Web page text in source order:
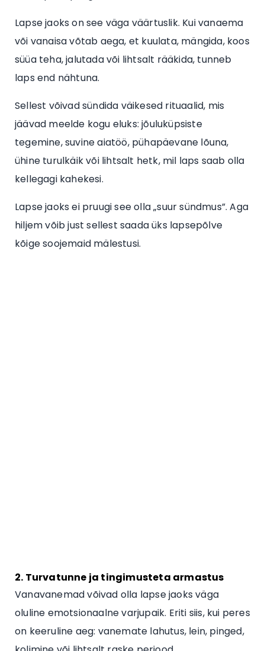
Lapse jaoks on see väga väärtuslik. Kui vanaema
või vanaisa võtab aega, et kuulata, mängida, koos
süüa teha, jalutada või lihtsalt rääkida, tunneb
laps end nähtuna.
Sellest võivad sündida väikesed rituaalid, mis
jäävad meelde kogu eluks: jõuluküpsiste
tegemine, suvine aiatöö, pühapäevane lõuna,
ühine turulkäik või lihtsalt hetk, mil laps saab olla
kellegagi kahekesi.
Lapse jaoks ei pruugi see olla „suur sündmus”. Aga
hiljem võib just sellest saada üks lapsepõlve
kõige soojemaid mälestusi.
2. Turvatunne ja tingimusteta armastus
Vanavanemad võivad olla lapse jaoks väga
oluline emotsionaalne varjupaik. Eriti siis, kui peres
on keeruline aeg: vanemate lahutus, lein, pinged,